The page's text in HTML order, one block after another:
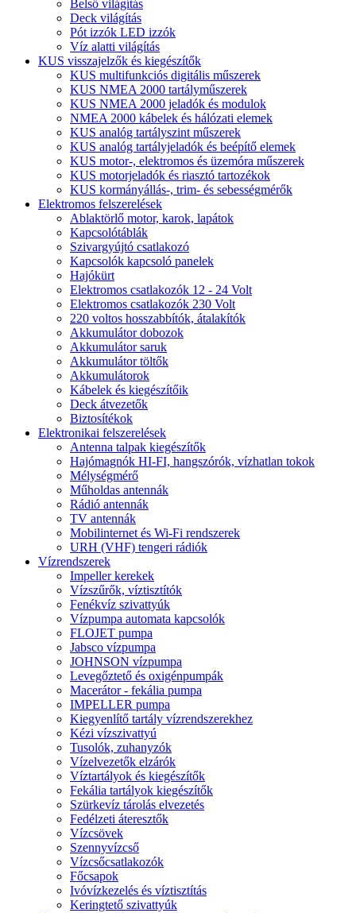
Belső világítás
Deck világítás
Pót izzók LED izzók
Víz alatti világítás
KUS visszajelzők és kiegészítők
KUS multifunkciós digitális műszerek
KUS NMEA 2000 tartályműszerek
KUS NMEA 2000 jeladók és modulok
NMEA 2000 kábelek és hálózati elemek
KUS analóg tartályszint műszerek
KUS analóg tartályjeladók és beépítő elemek
KUS motor-, elektromos és üzemóra műszerek
KUS motorjeladók és riasztó tartozékok
KUS kormányállás-, trim- és sebességmérők
Elektromos felszerelések
Ablaktörlő motor, karok, lapátok
Kapcsolótáblák
Szivargyújtó csatlakozó
Kapcsolók kapcsoló panelek
Hajókürt
Elektromos csatlakozók 12 - 24 Volt
Elektromos csatlakozók 230 Volt
220 voltos hosszabbítók, átalakítók
Akkumulátor dobozok
Akkumulátor saruk
Akkumulátor töltők
Akkumulátorok
Kábelek és kiegészítőik
Deck átvezetők
Biztosítékok
Elektronikai felszerelések
Antenna talpak kiegészítők
Hajómagnók HI-FI, hangszórók, vízhatlan tokok
Mélységmérő
Műholdas antennák
Rádió antennák
TV antennák
Mobilinternet és Wi-Fi rendszerek
URH (VHF) tengeri rádiók
Vízrendszerek
Impeller kerekek
Vízszűrők, víztisztítók
Fenékvíz szivattyúk
Vízpumpa automata kapcsolók
FLOJET pumpa
Jabsco vízpumpa
JOHNSON vízpumpa
Levegőztető és oxigénpumpák
Macerátor - fekália pumpa
IMPELLER pumpa
Kiegyenlítő tartály vízrendszerekhez
Kézi vízszivattyú
Tusolók, zuhanyzók
Vízelvezetők elzárók
Víztartályok és kiegészítők
Fekália tartályok kiegészítők
Szürkevíz tárolás elvezetés
Fedélzeti áteresztők
Vízcsövek
Szennyvízcső
Vízcsőcsatlakozók
Főcsapok
Ivóvízkezelés és víztisztítás
Keringtető szivattyúk